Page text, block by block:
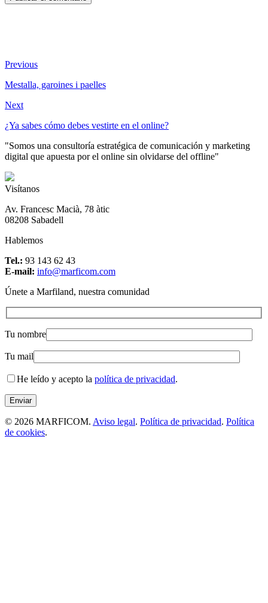
Previous
Mestalla, garoines i paelles
Next
¿Ya sabes cómo debes vestirte en el online?
"Somos una consultoría estratégica de comunicación y marketing
digital que apuesta por el online sin olvidarse del offline"
Visítanos
Av. Francesc Macià, 78 àtic
08208 Sabadell
Hablemos
Tel.: 93 143 62 43
E-mail: info@marficom.com
Únete a Marfiland, nuestra comunidad
Tu nombre
Tu mail
He leído y acepto la política de privacidad.
© 2026 MARFICOM. Aviso legal. Política de privacidad. Política
de cookies.